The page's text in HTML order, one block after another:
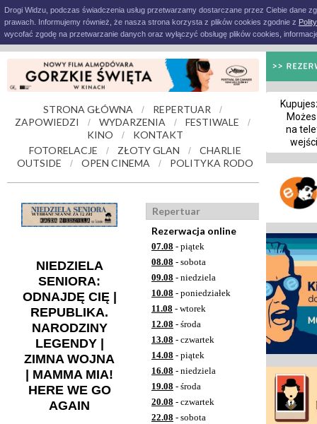
Drogi Widzu, podczas świadczenia usług przetwarzamy dostarczane przez Ciebie dane
prawach. Informujemy również, że nasza strona korzysta z plików cookies zgodnie z
wycofać zgodę na przetwarzanie danych oraz wyłączyć obsługę plików cookies,
STRONA GŁÓWNA / REPERTUAR /
ZAPOWIEDZI / WYDARZENIA / FESTIWALE /
KINO /
KONTAKT
FOTORELACJE
/ ZŁOTY GLAN /
CHARLIE
OUTSIDE
/ OPEN CINEMA / POLITYKA RODO
NIEDZIELA
SENIORA:
ODNAJDĘ CIĘ |
REPUBLIKA.
NARODZINY
LEGENDY |
ZIMNA WOJNA
| MAMMA MIA!
HERE WE GO
AGAIN
Repertuar
Rezerwacja online
07.08 - piątek
08.08 - sobota
09.08 - niedziela
10.08 - poniedziałek
11.08 - wtorek
12.08 - środa
13.08 - czwartek
14.08 - piątek
16.08 - niedziela
19.08 - środa
20.08 - czwartek
22.08 - sobota
na